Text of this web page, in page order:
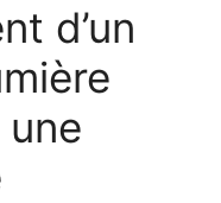
d’un